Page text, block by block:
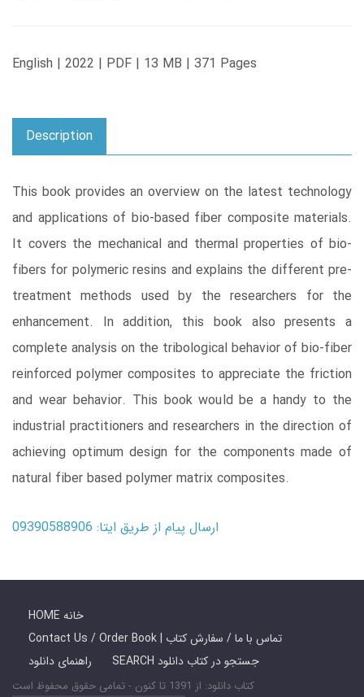
English | 2022 | PDF | 13 MB | 371 Pages
Description
This book provides an overview on the latest technology
and applications of bio-based fiber composite materials.
It covers the mechanical and thermal properties of bio-
fibers for polymeric resins and explains the different pre-
treatment methods used by the researchers for the
enhancement. In addition, this book also presents a
complete analysis on the tribological behavior of bio-fiber
reinforced polymer composites to appreciate the friction
and wear behavior. This book would be a handy to the
industrial practitioners and researchers in the direction of
achieving optimum design for the components made of
natural fiber based polymer matrix composites.
ارسال پیام از طریق ایتا: 09390588906
HOME خانه
Contact Us / Order Book | تماس با ما / سفارش کتاب
راهنمای دانلود
SEARCH جستجو در کتاب دانلود
کتاب دانلود: از 1391 تا کنون - تمامی حقوق محفوظ است